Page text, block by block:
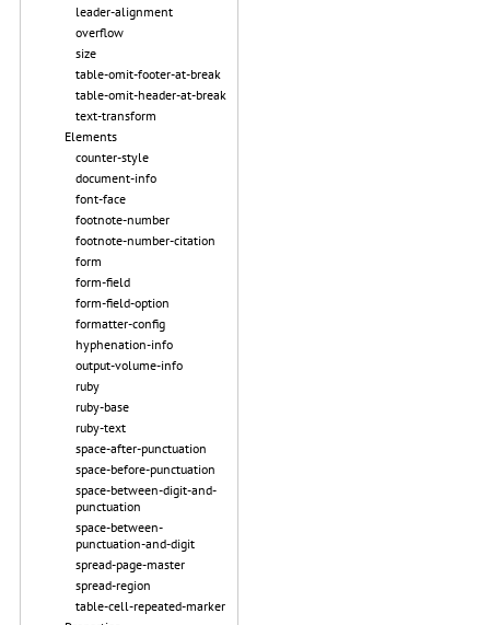
leader-alignment
overflow
size
table-omit-footer-at-break
table-omit-header-at-break
text-transform
Elements
counter-style
document-info
font-face
footnote-number
footnote-number-citation
form
form-field
form-field-option
formatter-config
hyphenation-info
output-volume-info
ruby
ruby-base
ruby-text
space-after-punctuation
space-before-punctuation
space-between-digit-and-
punctuation
space-between-
punctuation-and-digit
spread-page-master
spread-region
table-cell-repeated-marker